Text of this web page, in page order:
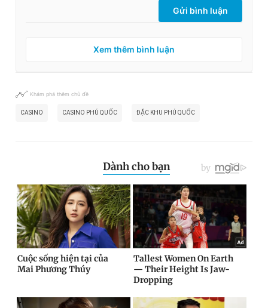
Gửi bình luận
Xem thêm bình luận
Khám phá thêm chủ đề
CASINO CASINO PHÚ QUỐC ĐẶC KHU PHÚ QUỐC